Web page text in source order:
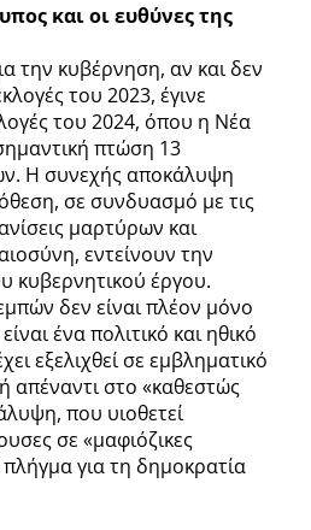
και οι ευθύνες της
την κυβέρνηση, αν και δεν
του 2023, έγινε
του 2024, όπου η Νέα
πτώση 13
Η συνεχής αποκάλυψη
σε συνδυασμό με τις
μαρτύρων και
εντείνουν την
κυβερνητικού έργου.
δεν είναι πλέον μόνο
ένα πολιτικό και ηθικό
εξελιχθεί σε εμβληματικό
απέναντι στο «καθεστώς
που υιοθετεί
σε «μαφιόζικες
πλήγμα για τη δημοκρατία